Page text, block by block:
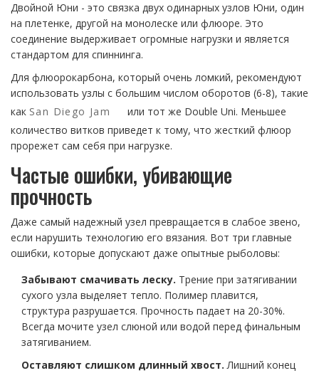
Двойной Юни - это связка двух одинарных узлов Юни, один
на плетенке, другой на монолеске или флюоре. Это
соединение выдерживает огромные нагрузки и является
стандартом для спиннинга.
Для флюорокарбона, который очень ломкий, рекомендуют
использовать узлы с большим числом оборотов (6-8), такие
как San Diego Jam
или тот же Double Uni. Меньшее
количество витков приведет к тому, что жесткий флюор
прорежет сам себя при нагрузке.
Частые ошибки, убивающие
прочность
Даже самый надежный узел превращается в слабое звено,
если нарушить технологию его вязания. Вот три главные
ошибки, которые допускают даже опытные рыболовы:
Забывают смачивать леску. Трение при затягивании
сухого узла выделяет тепло. Полимер плавится,
структура разрушается. Прочность падает на 20-30%.
Всегда мочите узел слюной или водой перед финальным
затягиванием.
Оставляют слишком длинный хвост. Лишний конец